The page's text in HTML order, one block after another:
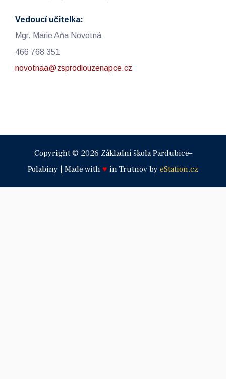
Vedoucí učitelka:
Mgr. Marie Aňa Novotná
466 768 351
novotnaa@zsprodlouzenapce.cz
Copyright © 2026 Základní škola Pardubice–
Polabiny | Made with ♥ in Trutnov by eStation.cz